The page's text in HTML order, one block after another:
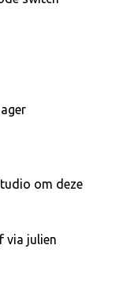
om deze
via julien